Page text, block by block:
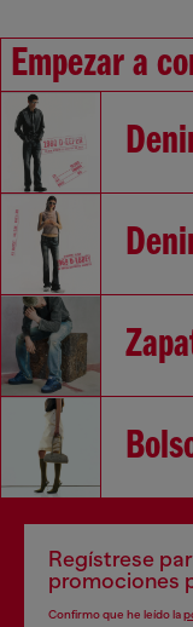
Empezar a
Regístrese
promociones
Confirmo que he leído la